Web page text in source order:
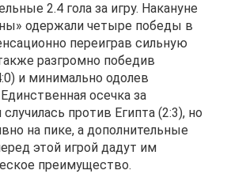
2.4 гола за игру. Накануне
одержали четыре победы в
переиграв сильную
разгромно победив
и минимально одолев
осечка за
против Египта (2:3), но
на пике, а дополнительные
этой игрой дадут им
преимущество.